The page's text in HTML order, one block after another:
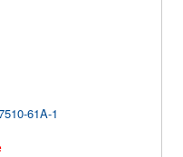
61A-1